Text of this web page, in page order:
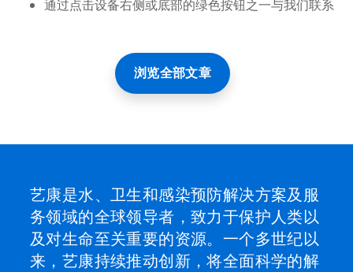
通过点击设备右侧或底部的绿色按钮之一与我们联系
浏览全部文章
艺康是水、卫生和感染预防解决方案及服
务领域的全球领导者，致力于保护人类以
及对生命至关重要的资源。一个多世纪以
来，艺康持续推动创新，将全面科学的解